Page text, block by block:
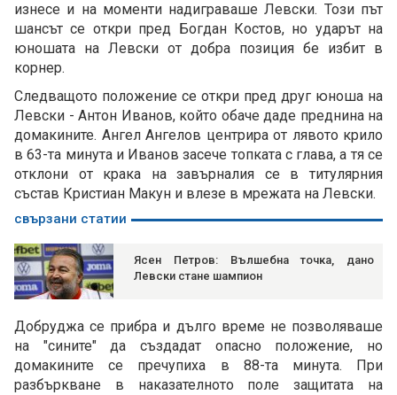
изнесе и на моменти надиграваше Левски. Този път
шансът се откри пред Богдан Костов, но ударът на
юношата на Левски от добра позиция бе избит в
корнер.
Следващото положение се откри пред друг юноша на
Левски - Антон Иванов, който обаче даде преднина на
домакините. Ангел Ангелов центрира от лявото крило
в 63-та минута и Иванов засече топката с глава, а тя се
отклони от крака на завърналия се в титулярния
състав Кристиан Макун и влезе в мрежата на Левски.
свързани статии
Ясен Петров: Вълшебна точка, дано
Левски стане шампион
Добруджа се прибра и дълго време не позволяваше
на "сините" да създадат опасно положение, но
домакините се пречупиха в 88-та минута. При
разбъркване в наказателното поле защитата на